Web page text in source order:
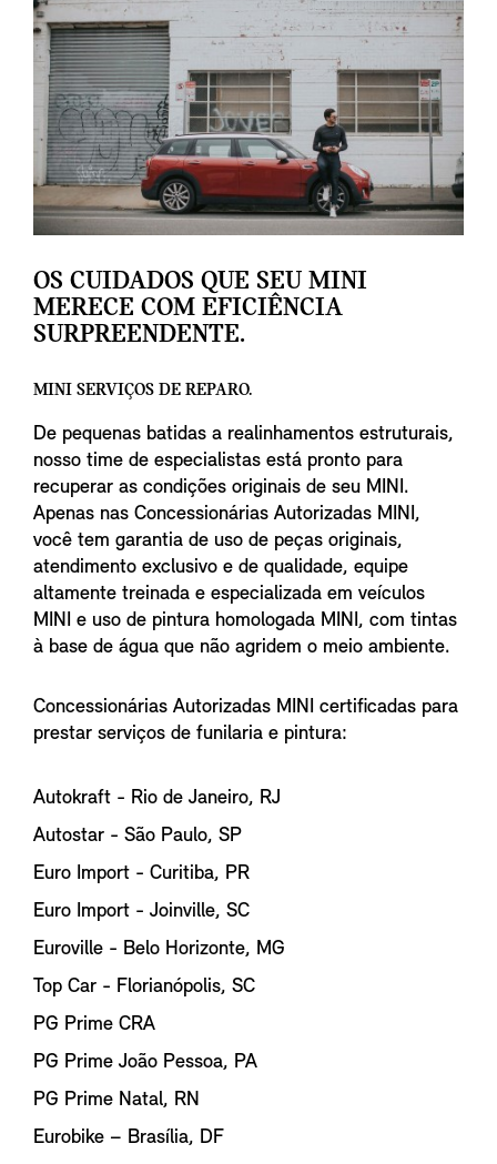
OS CUIDADOS QUE SEU MINI
MERECE COM EFICIÊNCIA
SURPREENDENTE.
MINI SERVIÇOS DE REPARO.
De pequenas batidas a realinhamentos estruturais,
nosso time de especialistas está pronto para
recuperar as condições originais de seu MINI.
Apenas nas Concessionárias Autorizadas MINI,
você tem garantia de uso de peças originais,
atendimento exclusivo e de qualidade, equipe
altamente treinada e especializada em veículos
MINI e uso de pintura homologada MINI, com tintas
à base de água que não agridem o meio ambiente.
Concessionárias Autorizadas MINI certificadas para
prestar serviços de funilaria e pintura:
Autokraft - Rio de Janeiro, RJ
Autostar - São Paulo, SP
Euro Import - Curitiba, PR
Euro Import - Joinville, SC
Euroville - Belo Horizonte, MG
Top Car - Florianópolis, SC
PG Prime CRA
PG Prime João Pessoa, PA
PG Prime Natal, RN
Eurobike – Brasília, DF